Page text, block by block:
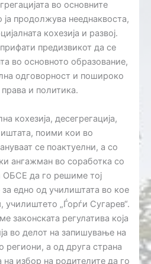
во основните
продолжува нееднаквоста,
кохезија и развој.
предизвикот да се
во основното образование,
одговорност и пошироко
и политика.
кохезија, десегрегација,
поими кои во
се поактуелни, а со
ангажман во соработка со
ОБСЕ да го решиме тој
едно од училиштата во кое
училиштето „Ѓорѓи Сугарев“.
законската регулатива која
во делот на запишување на
региони, а од друга страна
избор на родителите да го